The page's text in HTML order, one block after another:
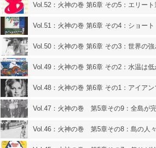
Vol.52：火神の巻 第6章 その5：エリー
Vol.51：火神の巻 第6章 その4：ショー
Vol.50：火神の巻 第6章 その3：世界の
Vol.49：火神の巻 第6章 その2：水温は
Vol.48：火神の巻 第6章 その1：アイア
Vol.47：火神の巻 第5章その9：全島が
Vol.46：火神の巻 第5章その8：島の人